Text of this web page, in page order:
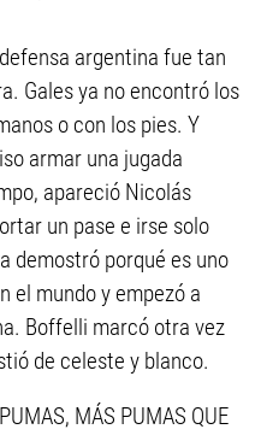
argentina fue tan
Gales ya no encontró los
o con los pies. Y
armar una jugada
apareció Nicolás
un pase e irse solo
demostró porqué es uno
el mundo y empezó a
Boffelli marcó otra vez
de celeste y blanco.
MÁS PUMAS QUE